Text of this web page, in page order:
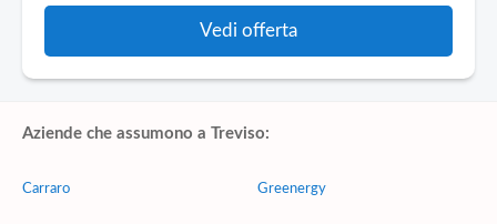
Vedi offerta
Aziende che assumono a Treviso:
Carraro Greenergy